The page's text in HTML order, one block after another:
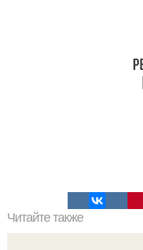
Читайте также